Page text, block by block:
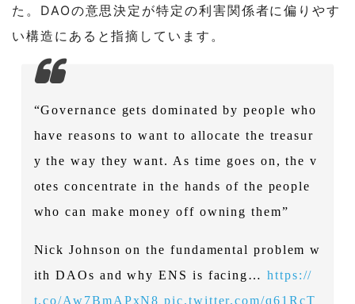
た。DAOの意思決定が特定の利害関係者に偏りやす
い構造にあると指摘しています。
“Governance gets dominated by people who
have reasons to want to allocate the treasur
y the way they want. As time goes on, the v
otes concentrate in the hands of the people
who can make money off owning them”
Nick Johnson on the fundamental problem w
ith DAOs and why ENS is facing… https://
t.co/Aw7BmAPxN8 pic.twitter.com/q61RcT